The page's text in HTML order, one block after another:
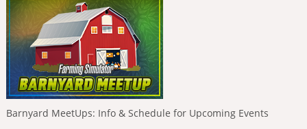
Barnyard MeetUps: Info & Schedule for Upcoming Events